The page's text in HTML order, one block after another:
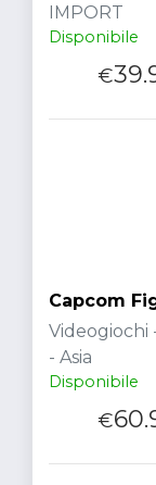
IMPORT
Disponibile
€
Capcom
Videogiochi
- Asia
Disponibile
€